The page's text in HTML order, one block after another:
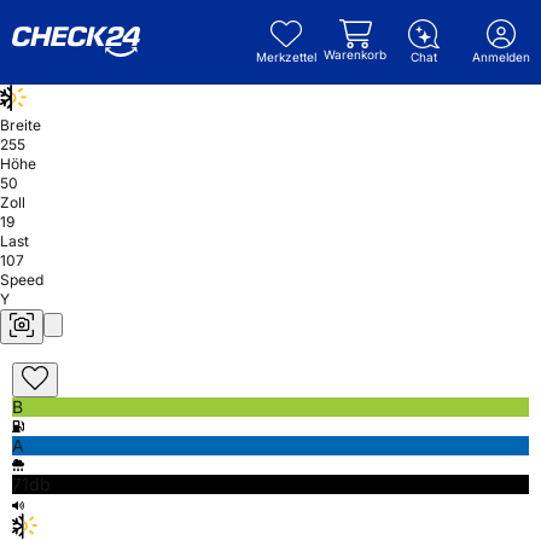
Merkzettel Warenkorb Chat Anmelden
Breite
255
Höhe
50
Zoll
19
Last
107
Speed
Y
B
A
71db